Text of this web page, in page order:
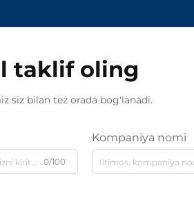
taklif oling
siz bilan tez orada bog'lanadi.
0/100
Kompaniya nomi